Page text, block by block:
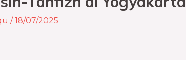
/18/07/2025